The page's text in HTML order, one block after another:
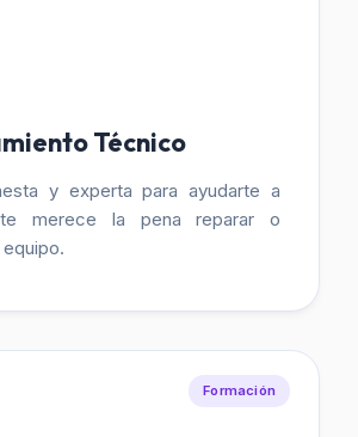
Técnico
y experta para ayudarte a
merece la pena reparar o
Formación